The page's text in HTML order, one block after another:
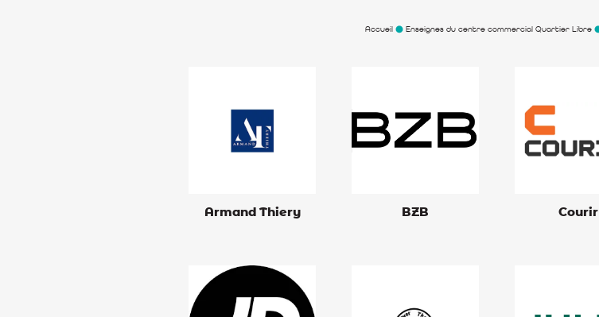
Accueil Enseignes du centre commercial Quartier Libre
Armand Thiery BZB Courir